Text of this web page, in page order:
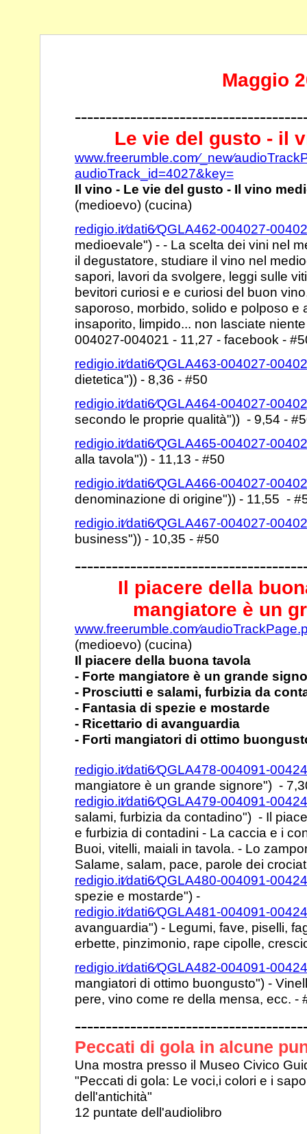
Maggio
Le vie del gusto - il
audioTrack_id=4027&key=
Il vino - Le vie del gusto - Il vino
(medioevo) (cucina)
redigio.it⁄dati6⁄QGLA462-004027-
medioevale") - - La scelta dei vini nel
il degustatore, studiare il vino nel
sapori, lavori da svolgere, leggi sulle
bevitori curiosi e e curiosi del buon
saporoso, morbido, solido e polposo e
insaporito, limpido... non lasciate
004027-004021 - 11,27 - facebook -
redigio.it⁄dati6⁄QGLA463-004027-
dietetica")) - 8,36 - #50
redigio.it⁄dati6⁄QGLA464-004027-
secondo le proprie qualità")) - 9,54 -
redigio.it⁄dati6⁄QGLA465-004027-
alla tavola")) - 11,13 - #50
redigio.it⁄dati6⁄QGLA466-004027-
denominazione di origine")) - 11,55 -
redigio.it⁄dati6⁄QGLA467-004027-
business")) - 10,35 - #50
Il piacere della
mangiatore è un
(medioevo) (cucina)
Il piacere della buona tavola
- Forte mangiatore è un grande
- Prosciutti e salami, furbizia da
- Fantasia di spezie e mostarde
- Ricettario di avanguardia
- Forti mangiatori di ottimo
redigio.it⁄dati6⁄QGLA478-004091-
mangiatore è un grande signore") -
redigio.it⁄dati6⁄QGLA479-004091-
salami, furbizia da contadino") - Il
e furbizia di contadini - La caccia e i
Buoi, vitelli, maiali in tavola. - Lo
Salame, salam, pace, parole dei
redigio.it⁄dati6⁄QGLA480-004091-
spezie e mostarde") -
redigio.it⁄dati6⁄QGLA481-004091-
avanguardia") - Legumi, fave, piselli,
erbette, pinzimonio, rape cipolle,
redigio.it⁄dati6⁄QGLA482-004091-
mangiatori di ottimo buongusto") -
pere, vino come re della mensa, ecc. -
Peccati di gola in alcune
Una mostra presso il Museo Civico
"Peccati di gola: Le voci,i colori e i
dell'antichità"
12 puntate dell'audiolibro